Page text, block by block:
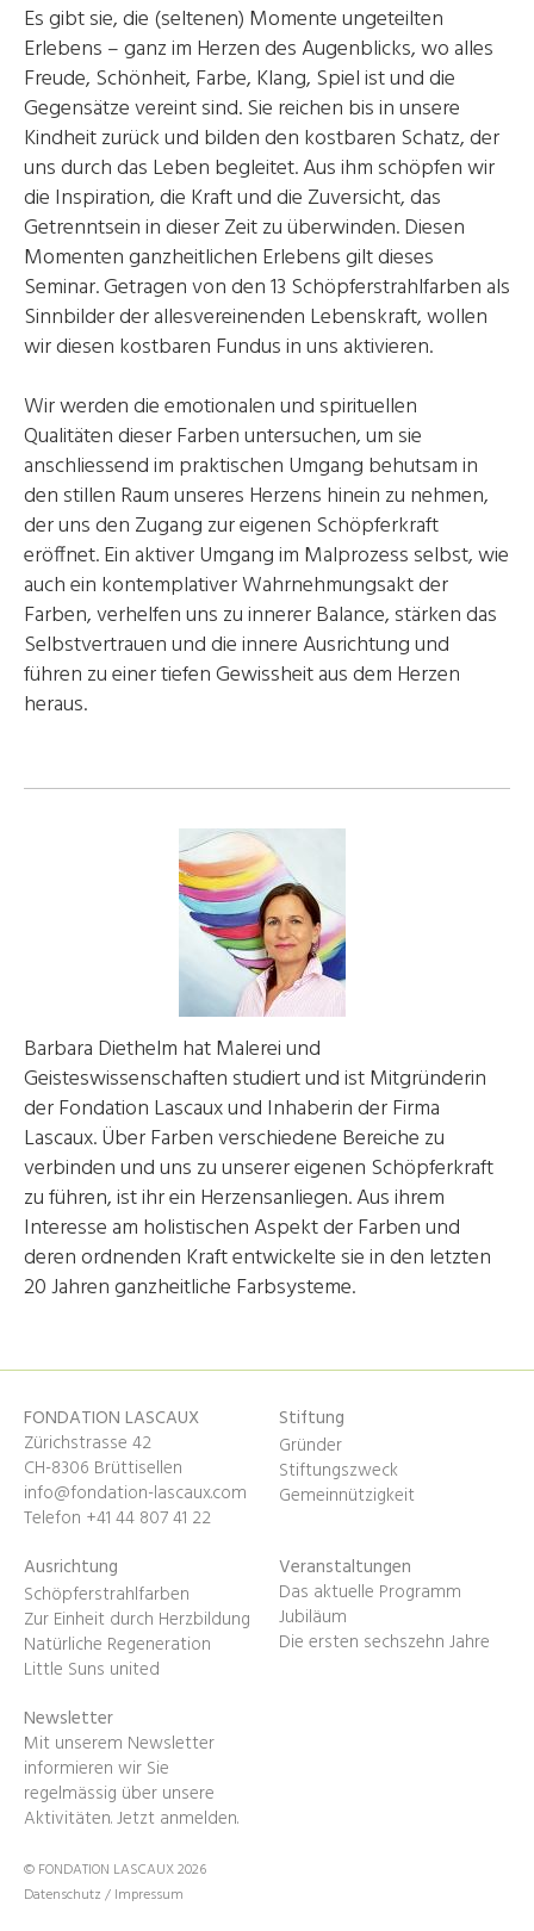
Es gibt sie, die (seltenen) Momente ungeteilten
Erlebens – ganz im Herzen des Augenblicks, wo alles
Freude, Schönheit, Farbe, Klang, Spiel ist und die
Gegensätze vereint sind. Sie reichen bis in unsere
Kindheit zurück und bilden den kostbaren Schatz, der
uns durch das Leben begleitet. Aus ihm schöpfen wir
die Inspiration, die Kraft und die Zuversicht, das
Getrenntsein in dieser Zeit zu überwinden. Diesen
Momenten ganzheitlichen Erlebens gilt dieses
Seminar. Getragen von den 13 Schöpferstrahlfarben als
Sinnbilder der allesvereinenden Lebenskraft, wollen
wir diesen kostbaren Fundus in uns aktivieren.
Wir werden die emotionalen und spirituellen
Qualitäten dieser Farben untersuchen, um sie
anschliessend im praktischen Umgang behutsam in
den stillen Raum unseres Herzens hinein zu nehmen,
der uns den Zugang zur eigenen Schöpferkraft
eröffnet. Ein aktiver Umgang im Malprozess selbst, wie
auch ein kontemplativer Wahrnehmungsakt der
Farben, verhelfen uns zu innerer Balance, stärken das
Selbstvertrauen und die innere Ausrichtung und
führen zu einer tiefen Gewissheit aus dem Herzen
heraus.
Barbara Diethelm hat Malerei und
Geisteswissenschaften studiert und ist Mitgründerin
der Fondation Lascaux und Inhaberin der Firma
Lascaux. Über Farben verschiedene Bereiche zu
verbinden und uns zu unserer eigenen Schöpferkraft
zu führen, ist ihr ein Herzensanliegen. Aus ihrem
Interesse am holistischen Aspekt der Farben und
deren ordnenden Kraft entwickelte sie in den letzten
20 Jahren ganzheitliche Farbsysteme.
FONDATION LASCAUX
Zürichstrasse 42
CH-8306 Brüttisellen
info@fondation-lascaux.com
Telefon +41 44 807 41 22
Stiftung
Gründer
Stiftungszweck
Gemeinnützigkeit
Ausrichtung
Schöpferstrahlfarben
Zur Einheit durch Herzbildung
Natürliche Regeneration
Little Suns united
Veranstaltungen
Das aktuelle Programm
Jubiläum
Die ersten sechszehn Jahre
Newsletter
Mit unserem Newsletter
informieren wir Sie
regelmässig über unsere
Aktivitäten.Jetzt anmelden.
© FONDATION LASCAUX 2026
Datenschutz / Impressum